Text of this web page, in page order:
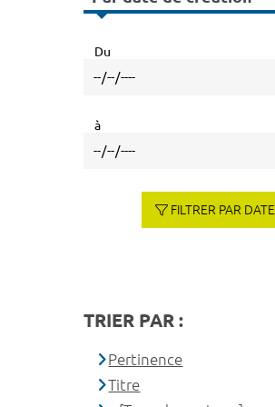
Du
à
FILTRER PAR DATE
TRIER PAR :
Pertinence
Titre